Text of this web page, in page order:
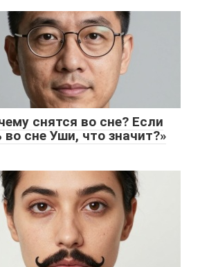
снятся во сне? Если
сне Уши, что значит?»